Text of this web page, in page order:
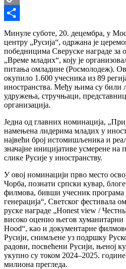
Copy
Link
Share
Минуле суботе, 20. децембра, у
центру „Русија“, одржана је
победницима Сверуске награде за
„Време младих“, коју је
питања омладине (Росмолодеж).
окупило 1.600 учесника из 89
иностранства. Међу њима су били
удружења, стручњаци,
организација.
Једна од главних номинација,
намењена лидерима младих у
највећи број истомишљеника и
значајне иницијативе усмерене на
слике Русије у иностранству.
У овој номинацији прво место
Чорба, познати српски кувар,
филмова, бивши учесник програма
генерација“, Светског фестивала
руске награде „Honest view /
високо оценио његов хуманитарни
Hood“, као и документарне
Русији, снимљене уз подршку
радови, посвећени Русији, њеној
укупно су током 2024–2025.
милиона прегледа.